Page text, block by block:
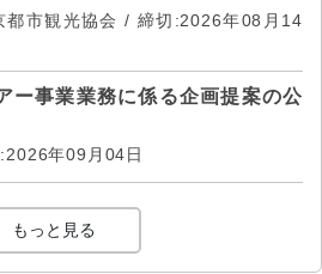
都市観光協会 / 締切:2026年08月14
ー事業業務に係る企画提案の公
年09月04日
もっと見る